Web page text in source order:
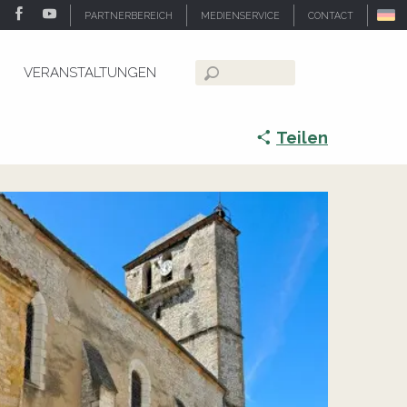
PARTNERBEREICH MEDIENSERVICE CONTACT
VERANSTALTUNGEN
Suche
Teilen